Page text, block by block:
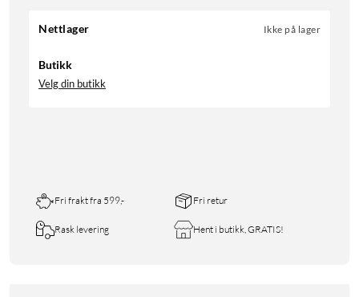
Nettlager Ikke på lager
Butikk
Velg din butikk
Fri frakt fra 599,- Fri retur
Rask levering Hent i butikk, GRATIS!